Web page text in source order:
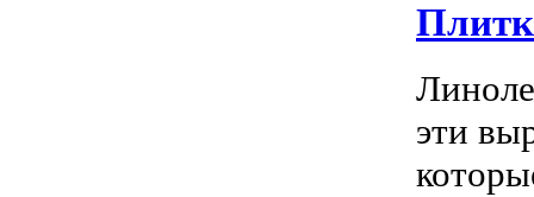
эти